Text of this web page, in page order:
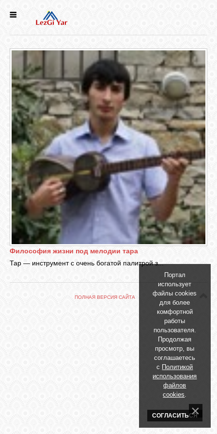
ИСТОРИЯ
КУЛЬТУРА
ГОЛОС
ЛЕЗГИН
НАРОДЫ
БИБЛИОТЕКА
ФОРУМ
Философия жизни под мелодии тара
Тар — инструмент с очень богатой палитрой з...
ПОЛНАЯ ВЕРСИЯ САЙТА
Портал
использует
файлы cookies
для более
комфортной
работы
пользователя.
Продолжая
просмотр, вы
соглашаетесь
с Политикой
использования
файлов
cookies
СОГЛАСИТЬСЯ